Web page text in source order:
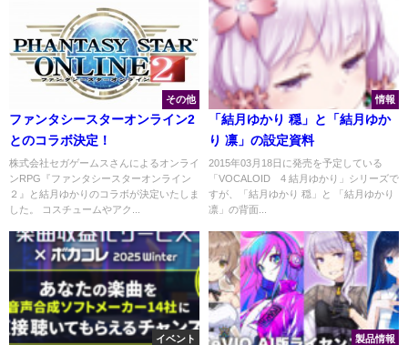
その他
ファンタシースターオンライン2
とのコラボ決定！
株式会社セガゲームスさんによるオンライ
ンRPG『ファンタシースターオンライン
２』と結月ゆかりのコラボが決定いたしま
した。 コスチュームやアク...
情報
「結月ゆかり 穏」と「結月ゆか
り 凛」の設定資料
2015年03月18日に発売を予定している
「VOCALOID™4 結月ゆかり」シリーズで
すが、「結月ゆかり 穏」と 「結月ゆかり
凛」の背面...
イベント 製品情報